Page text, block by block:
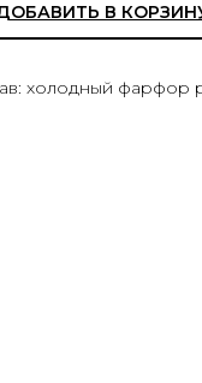
В
холодный фарфор